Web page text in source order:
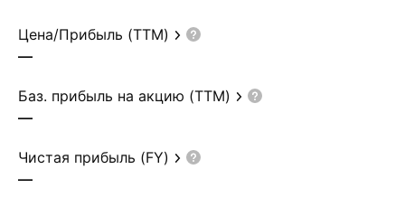
Цена/Прибыль (TTM)
—
Баз. прибыль на акцию (TTM)
—
Чистая прибыль (FY)
—